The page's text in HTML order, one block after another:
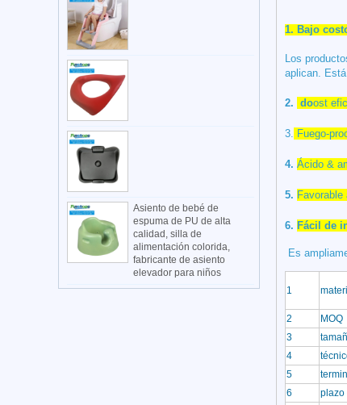
Asiento de bebé de
espuma de PU de alta
calidad, silla de
alimentación colorida,
fabricante de asiento
elevador para niños
1. Bajo
Los
aplican.
2. doost
3. Fuego-
4. Ácido &
5.
6. Fácil de
Es
1
2 MOQ
3
4
5
6
plazo